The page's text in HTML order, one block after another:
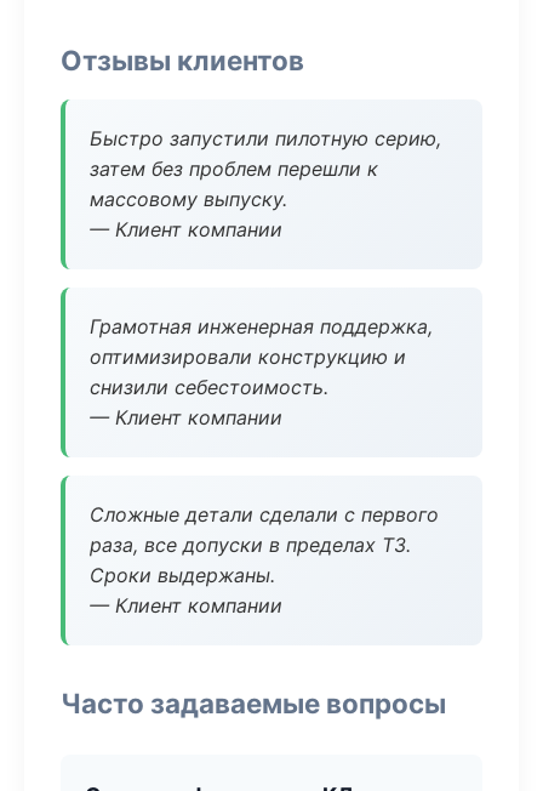
Отзывы клиентов
Быстро запустили пилотную серию,
затем без проблем перешли к
массовому выпуску.
— Клиент компании
Грамотная инженерная поддержка,
оптимизировали конструкцию и
снизили себестоимость.
— Клиент компании
Сложные детали сделали с первого
раза, все допуски в пределах ТЗ.
Сроки выдержаны.
— Клиент компании
Часто задаваемые вопросы